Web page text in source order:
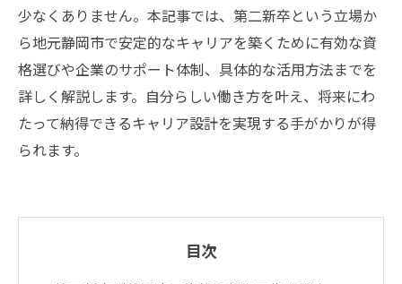
少なくありません。本記事では、第二新卒という立場か
ら地元静岡市で安定的なキャリアを築くために有効な資
格選びや企業のサポート体制、具体的な活用方法までを
詳しく解説します。自分らしい働き方を叶え、将来にわ
たって納得できるキャリア設計を実現する手がかりが得
られます。
目次